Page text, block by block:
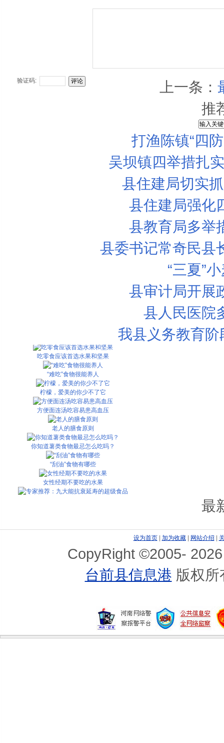
验证码: 上一条：
推
打渔陈镇“四
吴坝镇四举措扎
县住建局切实
县住建局强化
县教育局多举
县委书记常奇民县
“三夏”
县审计局开展
县人民医院
我县义务教育阶
三种家常素菜 减肥不能吃
吃零食应该首选水果和坚果
“难吃”食物很能养人
柠檬，爱美的你少不了它
方便面连汤吃容易患高血压
老人的膳食原则
你知道薯类食物最忌怎么吃吗？
“刮油”食物有哪些
女性经期不要吃的水果
初夏补水大战 怎么喝水是学问
春夏交替 抗老低温健康吃法
最
设为首页| 加为收藏| 网站介绍 |
CopyRight ©2005-
台前县信息港 版权